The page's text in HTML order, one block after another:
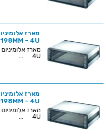
198MM - 4U
4U ...
198MM - 4U
4U ...